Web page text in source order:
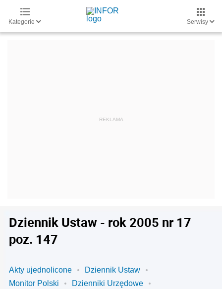
Kategorie Serwisy
Dziennik Ustaw - rok 2005 nr 17
poz. 147
Akty ujednolicone
Dziennik Ustaw
Monitor Polski
Dzienniki Urzędowe